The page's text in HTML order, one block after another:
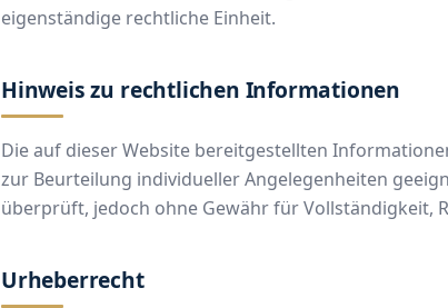
eigenständige rechtliche Einheit.
Hinweis zu rechtlichen Informationen
Die auf dieser Website bereitgestellten
zur Beurteilung individueller Angelegenheiten
überprüft, jedoch ohne Gewähr für Vollständigkeit,
Urheberrecht